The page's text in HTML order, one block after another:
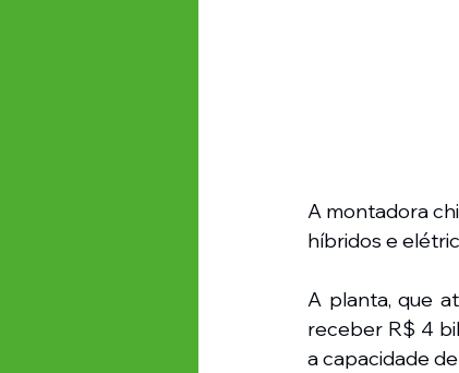
A montadora
híbridos e
A planta, que
receber R$ 4
a capacidade